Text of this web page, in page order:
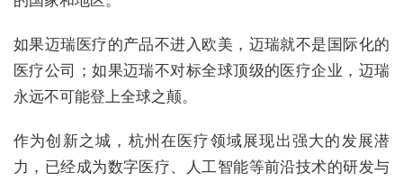
如果迈瑞医疗的产品不进入欧美，迈瑞就不是国际化的
医疗公司；如果迈瑞不对标全球顶级的医疗企业，迈瑞
永远不可能登上全球之颠。
作为创新之城，杭州在医疗领域展现出强大的发展潜
力，已经成为数字医疗、人工智能等前沿技术的研发与